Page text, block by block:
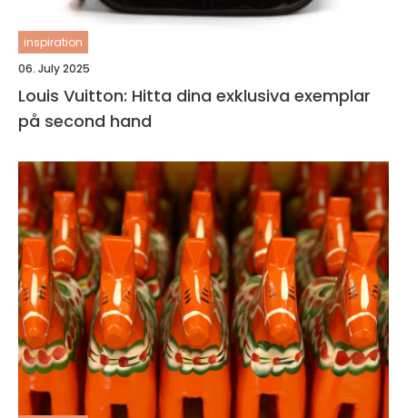
inspiration
06. July 2025
Louis Vuitton: Hitta dina exklusiva exemplar
på second hand